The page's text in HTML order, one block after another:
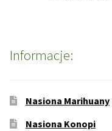
Informacje:
Nasiona Marihuany
Nasiona Konopi